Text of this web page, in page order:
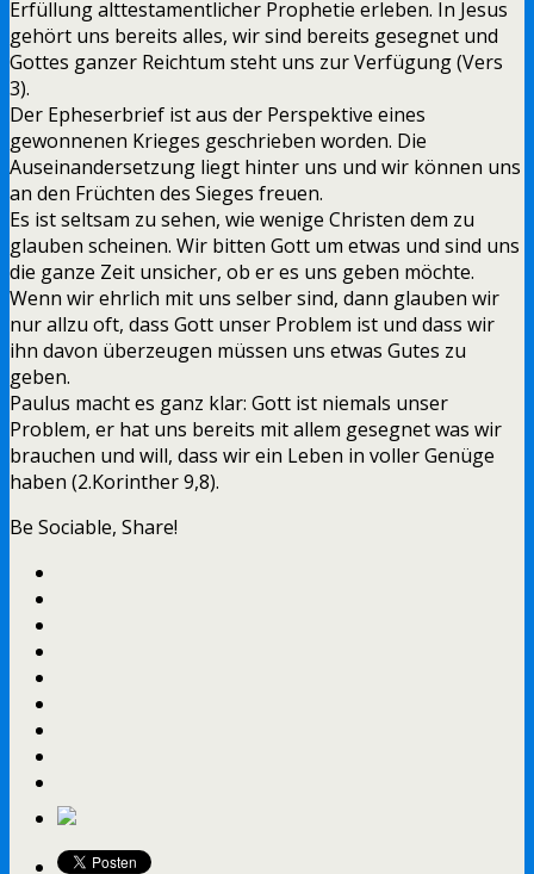
Erfüllung alttestamentlicher Prophetie erleben. In Jesus
gehört uns bereits alles, wir sind bereits gesegnet und
Gottes ganzer Reichtum steht uns zur Verfügung (Vers
3).
Der Epheserbrief ist aus der Perspektive eines
gewonnenen Krieges geschrieben worden. Die
Auseinandersetzung liegt hinter uns und wir können uns
an den Früchten des Sieges freuen.
Es ist seltsam zu sehen, wie wenige Christen dem zu
glauben scheinen. Wir bitten Gott um etwas und sind uns
die ganze Zeit unsicher, ob er es uns geben möchte.
Wenn wir ehrlich mit uns selber sind, dann glauben wir
nur allzu oft, dass Gott unser Problem ist und dass wir
ihn davon überzeugen müssen uns etwas Gutes zu
geben.
Paulus macht es ganz klar: Gott ist niemals unser
Problem, er hat uns bereits mit allem gesegnet was wir
brauchen und will, dass wir ein Leben in voller Genüge
haben (2.Korinther 9,8).
Be Sociable, Share!